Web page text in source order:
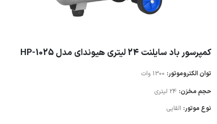
کمپرسور باد سایلنت 24 لیتری هیوندای مدل HP-1025
توان الکتروموتور:
حجم مخزن:
نوع موتور: القایی